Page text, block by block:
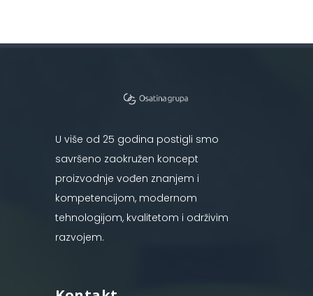
U više od 25 godina postigli smo
savršeno zaokružen koncept
proizvodnje vođen znanjem i
kompetencijom, modernom
tehnologijom, kvalitetom i održivim
razvojem.